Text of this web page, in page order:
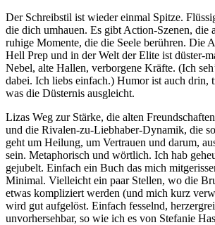
Der Schreibstil ist wieder einmal Spitze.
die dich umhauen. Es gibt Action-Szenen, die
ruhige Momente, die die Seele berühren. Die
Hell Prep und in der Welt der Elite ist düster-
Nebel, alte Hallen, verborgene Kräfte. (Ich
dabei. Ich liebs einfach.) Humor ist auch drin,
was die Düsternis ausgleicht.
Lizas Weg zur Stärke, die alten
und die Rivalen-zu-Liebhaber-Dynamik, die
geht um Heilung, um Vertrauen und darum,
sein. Metaphorisch und wörtlich. Ich hab
gejubelt. Einfach ein Buch das mich
Minimal. Vielleicht ein paar Stellen, wo die
etwas kompliziert werden (und mich kurz
wird gut aufgelöst. Einfach fesselnd,
unvorhersehbar, so wie ich es von Stefanie